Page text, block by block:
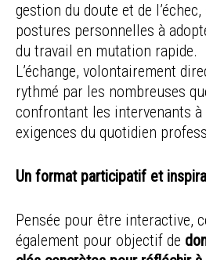
gestion du doute et de
postures personnelles à
du travail en mutation rapide.
L’échange, volontairement
rythmé par les nombreuses
confrontant les intervenants
exigences du quotidien
Un format participatif et
Pensée pour être interactive,
également pour objectif de